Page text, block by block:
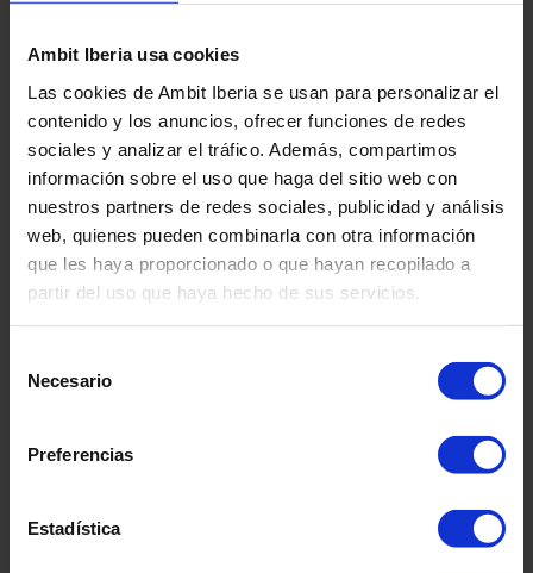
Ambit Iberia usa cookies
Las cookies de Ambit Iberia se usan para personalizar el
contenido y los anuncios, ofrecer funciones de redes
sociales y analizar el tráfico. Además, compartimos
información sobre el uso que haga del sitio web con
nuestros partners de redes sociales, publicidad y análisis
web, quienes pueden combinarla con otra información
que les haya proporcionado o que hayan recopilado a
partir del uso que haya hecho de sus servicios.
Necesario
Preferencias
Estadística
y controlada de información
relacionada con technical
internacionales y/o regionales,
fabricantes, productos, etc. con el
objetivo de mantener tu
documentación regulatoria
actualizada.
AReIA aporta soporte especializado para que tu
equipo se enfoque en lo que realmente importa.
Nuestro serviciocombina tecnología avanzada
especializados para gestionar el
cumplimiento normativo de forma
Compliance no es solo un requisito, es una
¡DESCARGA EL DATASHEET!